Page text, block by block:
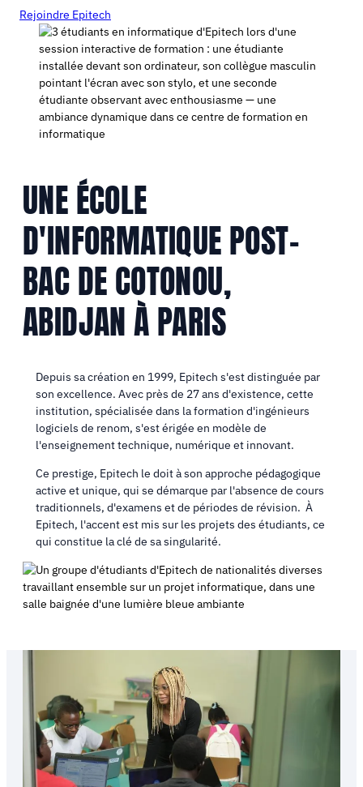
Rejoindre Epitech
UNE ÉCOLE
D'INFORMATIQUE POST-
BAC DE COTONOU,
ABIDJAN À PARIS
Depuis sa création en 1999, Epitech s'est distinguée par
son excellence. Avec près de 27 ans d'existence, cette
institution, spécialisée dans la formation d'ingénieurs
logiciels de renom, s'est érigée en modèle de
l'enseignement technique, numérique et innovant.
Ce prestige, Epitech le doit à son approche pédagogique
active et unique, qui se démarque par l'absence de cours
traditionnels, d'examens et de périodes de révision. À
Epitech, l'accent est mis sur les projets des étudiants, ce
qui constitue la clé de sa singularité.